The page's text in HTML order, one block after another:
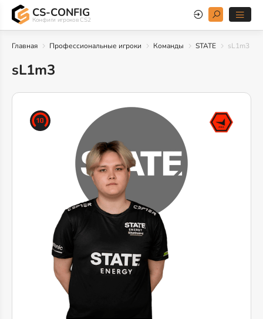
CS-CONFIG
Конфиги игроков CS2
Главная Профессиональные игроки Команды STATE sL1m3
sL1m3